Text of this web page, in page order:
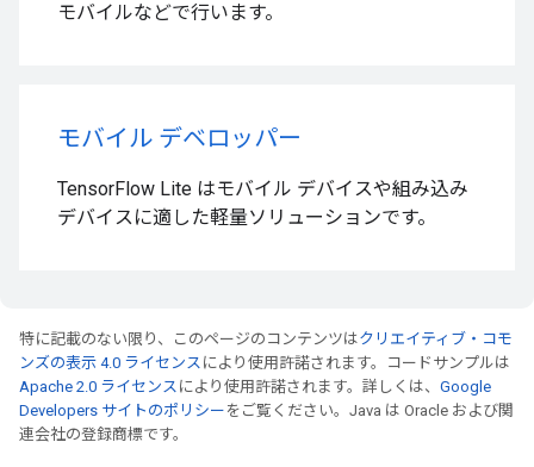
モバイルなどで行います。
モバイル デベロッパー
TensorFlow Lite はモバイル デバイスや組み込み
デバイスに適した軽量ソリューションです。
特に記載のない限り、このページのコンテンツはクリエイティブ・コモ
ンズの表示 4.0 ライセンス により使用許諾されます。コードサンプルは
Apache 2.0 ライセンス により使用許諾されます。詳しくは、 Google
Developers サイトのポリシー をご覧ください。Java は Oracle および関
連会社の登録商標です。